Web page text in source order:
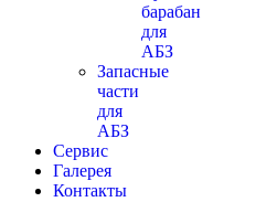
барабан
для
АБЗ
Запасные
части
для
АБЗ
Сервис
Галерея
Контакты